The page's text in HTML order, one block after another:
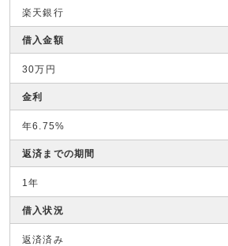
楽天銀行
借入金額
30万円
金利
年6.75%
返済までの期間
1年
借入状況
返済済み